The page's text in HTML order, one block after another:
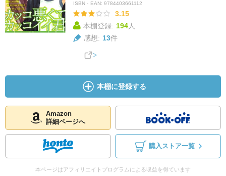
ISBN・EAN: 9784403661112
3.15
本棚登録: 194人
感想: 13件
本棚に登録する
Amazon
詳細ページへ
購入ストア一覧
本ページはアフィリエイトプログラムによる収益を得ています